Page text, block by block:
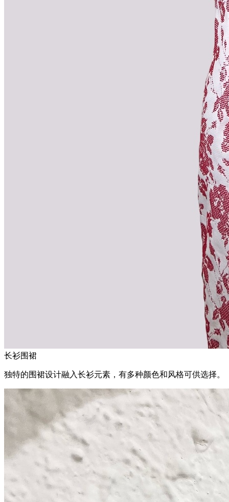
长衫围裙
独特的围裙设计融入长衫元素，有多种颜色和风格可供选择。